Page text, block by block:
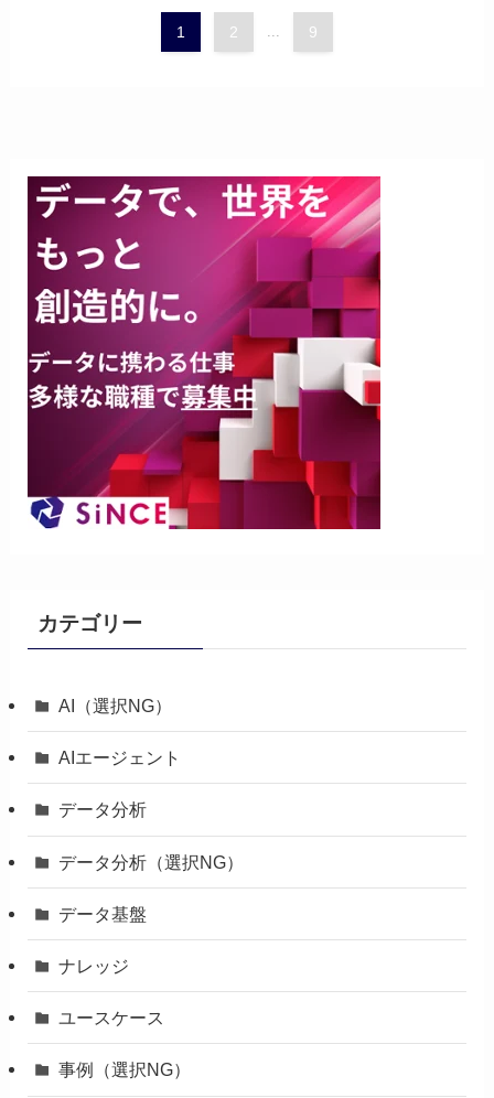
1 2 9
カテゴリー
AI（選択NG）
AIエージェント
データ分析
データ分析（選択NG）
データ基盤
ナレッジ
ユースケース
事例（選択NG）